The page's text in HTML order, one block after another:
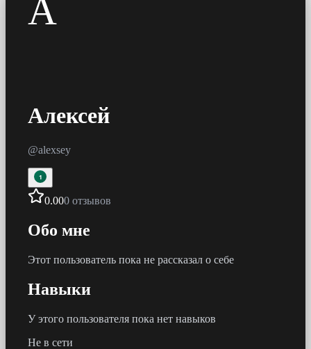
А
Алексей
@alexsey
1
0.000 отзывов
Обо мне
Этот пользователь пока не рассказал о себе
Навыки
У этого пользователя пока нет навыков
Не в сети